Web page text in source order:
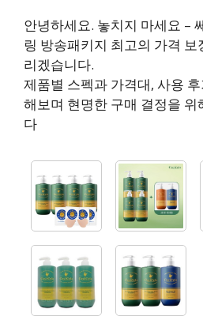
안녕하세요. 놓치지 마세요 –
링 방송패키지 최고의 가격
리겠습니다.
제품별 스펙과 가격대, 사용
해보며 현명한 구매 결정을 위
다